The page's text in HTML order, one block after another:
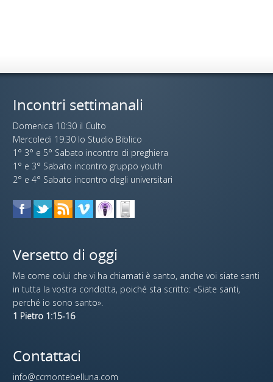
Incontri settimanali
Domenica 10:30 il Culto
Mercoledi 19:30 lo Studio Biblico
1° 3° e 5° Sabato incontro di preghiera
1° e 3° Sabato incontro gruppo youth
2° e 4° Sabato incontro degli universitari
Versetto di oggi
Ma come colui che vi ha chiamati è santo, anche voi siate santi
in tutta la vostra condotta, poiché sta scritto: «Siate santi,
perché io sono santo».
1 Pietro 1:15-16
Contattaci
info@ccmontebelluna.com